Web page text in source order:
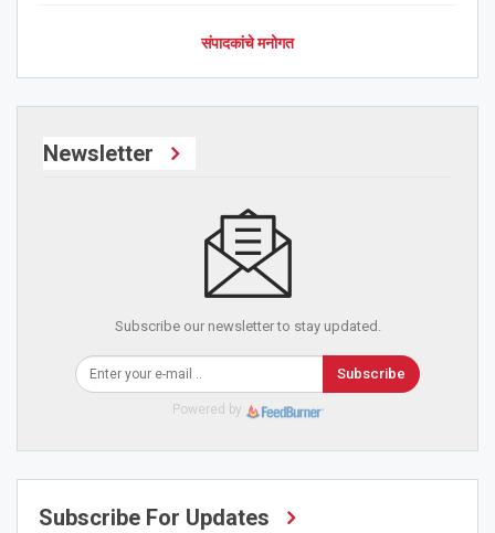
संपादकांचे मनोगत
Newsletter
Subscribe our newsletter to stay updated.
Subscribe
Powered by
Subscribe For Updates